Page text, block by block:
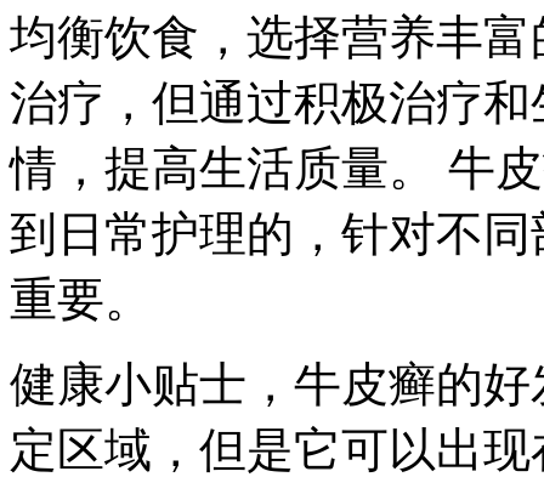
均衡饮食，选择营养丰
治疗，但通过积极治疗
情，提高生活质量。 牛
到日常护理的，针对不
重要。
健康小贴士，牛皮癣的
定区域，但是它可以出